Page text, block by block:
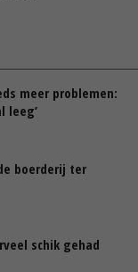
meer problemen:
leeg’
boerderij ter
schik gehad